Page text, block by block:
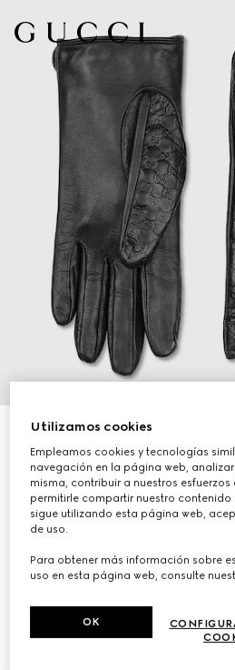
Guantes de piel con GG y Doble G
€ 485
Variacionesnegro
Utilizamos cookies
Empleamos cookies y tecnologías
navegación en la página web,
misma, contribuir a nuestros
permitirle compartir nuestro contenido
sigue utilizando esta página web,
de uso.
Para obtener más información sobre
uso en esta página web, consulte
OK